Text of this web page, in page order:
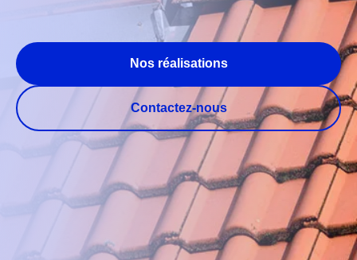
Nos réalisations
Contactez-nous